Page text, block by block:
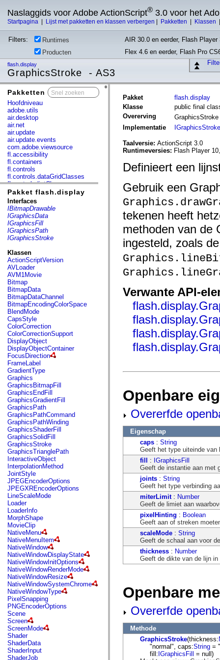
Naslaggids voor Adobe ActionScript® 3.0 voor het
Startpagina Lijst met pakketten en klassen verbergen Pakketten Klassen
Filters: Runtimes
AIR 30.0 en eerder, Flash
Producten
Flex 4.6 en eerder, Flash Pro
flash.display
GraphicsStroke - AS3
Pakketten
Hoofdniveau
adobe.utils
air.desktop
air.net
air.update
air.update.events
com.adobe.viewsource
fl.accessibility
fl.containers
fl.controls
fl.controls.dataGridClasses
fl.controls.listClasses
fl.controls.progressBarClasses
fl.core
fl.data
fl.display
fl.events
fl.ik
fl.lang
fl.livepreview
fl.managers
fl.motion
fl.motion.easing
fl.rsl
fl.text
fl.transitions
fl.transitions.easing
fl.video
flash.accessibility
flash.concurrent
flash.crypto
flash.data
flash.desktop
flash.display
flash.display3D
flash.display3D.textures
flash.errors
flash.events
flash.external
flash.filesystem
flash.filters
flash.geom
flash.globalization
flash.html
flash.media
flash.net
flash.net.dns
flash.net.drm
flash.notifications
flash.permissions
flash.printing
flash.profiler
flash.sampler
flash.security
flash.sensors
flash.system
flash.text
flash.text.engine
flash.text.ime
flash.ui
flash.utils
flash.xml
flashx.textLayout
flashx.textLayout.compose
flashx.textLayout.container
flashx.textLayout.conversion
flashx.textLayout.edit
flashx.textLayout.elements
flashx.textLayout.events
flashx.textLayout.factory
flashx.textLayout.formats
flashx.textLayout.operations
flashx.textLayout.utils
flashx.undo
mx.accessibility
mx.automation
Pakket flash.display
Interfaces
IBitmapDrawable
IGraphicsData
IGraphicsFill
IGraphicsPath
IGraphicsStroke
Klassen
ActionScriptVersion
AVLoader
AVM1Movie
Bitmap
BitmapData
BitmapDataChannel
BitmapEncodingColorSpace
BlendMode
CapsStyle
ColorCorrection
ColorCorrectionSupport
DisplayObject
DisplayObjectContainer
FocusDirection
FrameLabel
GradientType
Graphics
GraphicsBitmapFill
GraphicsEndFill
GraphicsGradientFill
GraphicsPath
GraphicsPathCommand
GraphicsPathWinding
GraphicsShaderFill
GraphicsSolidFill
GraphicsStroke
GraphicsTrianglePath
InteractiveObject
InterpolationMethod
JointStyle
JPEGEncoderOptions
JPEGXREncoderOptions
LineScaleMode
Loader
LoaderInfo
MorphShape
MovieClip
NativeMenu
NativeMenuItem
NativeWindow
NativeWindowDisplayState
NativeWindowInitOptions
NativeWindowRenderMode
NativeWindowResize
NativeWindowSystemChrome
NativeWindowType
PixelSnapping
PNGEncoderOptions
Scene
Screen
ScreenMode
Shader
ShaderData
ShaderInput
ShaderJob
Pakket
flash.display
Klasse
public final
Overerving
GraphicsStroke
Implementatie
IGraphicsStroke
Taalversie: ActionScript 3.0
Runtimeversies: Flash Player
Definieert een
Gebruik een
tekenen heeft
methoden van de
ingesteld, zoals
Verwante API-
Openbare
Overerfde
Eigenschap
caps : String
Geeft het type uiteinde van
fill : IGraphicsFill
Geeft de instantie aan met
joints : String
Geeft het type verbinding
miterLimit : Number
Geeft de limiet aan
pixelHinting : Boolean
Geeft aan of streken
scaleMode : String
Geeft de schaal aan voor
thickness : Number
Geeft de dikte van de lijn
Openbare
Overerfde
Methode
GraphicsStroke(thickness:
"normal", caps:String =
fill:IGraphicsFill = null)